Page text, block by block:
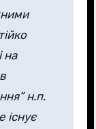
на
н.п.
існує